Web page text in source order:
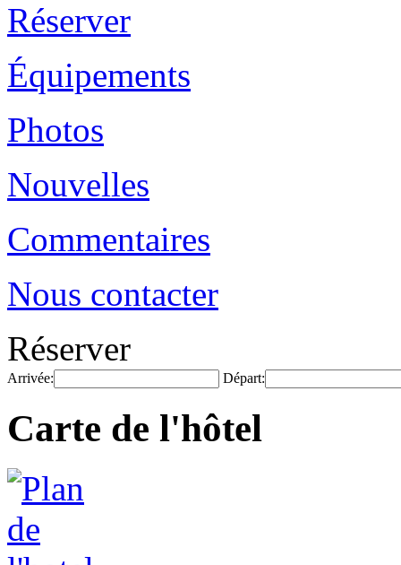
Réserver
Équipements
Photos
Nouvelles
Commentaires
Nous contacter
Réserver
Arrivée: Départ:
Carte de l'hôtel